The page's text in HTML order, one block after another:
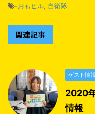
-おもヒル, 自衛隊
関連記事
ゲスト情報
2020
情報